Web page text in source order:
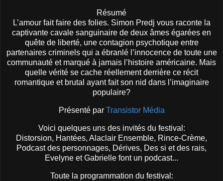
Résumé
L’amour fait faire des folies. Simon Predj vous raconte la
captivante cavale sanguinaire de deux âmes égarées en
quête de liberté, une contagion psychotique entre
partenaires criminels qui a ébranlé l’innocence de toute une
communauté et marqué à jamais l’histoire américaine. Mais
quelle vérité se cache réellement derrière ce récit
romantique et brutal ayant fait son nid dans l’imaginaire
populaire?
Présenté par Transistor Média
Voici quelques uns des invités du festival:
Distorsion, Hantées, Alaclair Ensemble, Rince-Crème,
Podcast des personnages, Dérives, Des si et des rais,
Evelyne et Gabrielle font un podcast...
Toute la programmation du festival: